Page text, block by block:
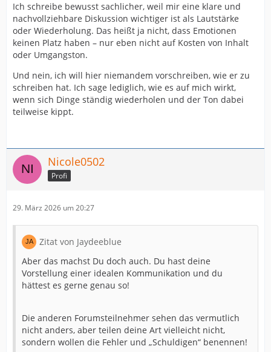
Ich schreibe bewusst sachlicher, weil mir eine klare und
nachvollziehbare Diskussion wichtiger ist als Lautstärke
oder Wiederholung. Das heißt ja nicht, dass Emotionen
keinen Platz haben – nur eben nicht auf Kosten von Inhalt
oder Umgangston.
Und nein, ich will hier niemandem vorschreiben, wie er zu
schreiben hat. Ich sage lediglich, wie es auf mich wirkt,
wenn sich Dinge ständig wiederholen und der Ton dabei
teilweise kippt.
Nicole0502
Profi
29. März 2026 um 20:27
Zitat von Jaydeeblue
Aber das machst Du doch auch. Du hast deine
Vorstellung einer idealen Kommunikation und du
hättest es gerne genau so!
Die anderen Forumsteilnehmer sehen das vermutlich
nicht anders, aber teilen deine Art vielleicht nicht,
sondern wollen die Fehler und „Schuldigen“ benennen!